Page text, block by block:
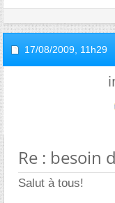
17/08/2009, 11h29
Re : besoin
Salut à tous!